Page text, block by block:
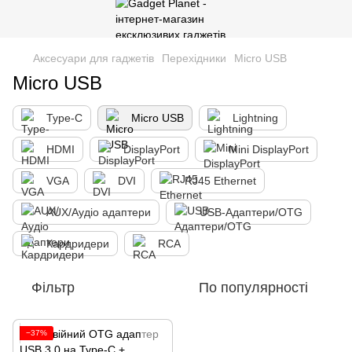
Аксесуари для гаджетів Перехідники Micro USB
Micro USB
Type-C Micro USB Lightning
HDMI DisplayPort Mini DisplayPort
VGA DVI RJ45 Ethernet
AUX/Аудіо адаптери USB-Адаптери/OTG
Кардридери RCA
Фільтр По популярності
−37%